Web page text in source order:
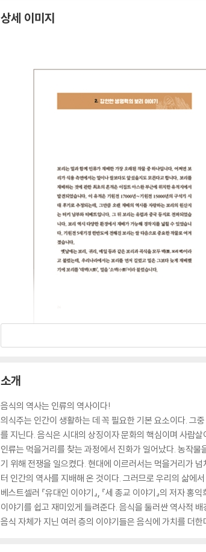
상세 이미지
소개
음식의 역사는 인류의 역사이다!
의식주는 인간이 생활하는 데 꼭 필요한 기본 요소이다. 그
를 지닌다. 음식은 시대의 상징이자 문화의 핵심이며 사람살
인류는 먹을거리를 찾는 과정에서 진화가 일어났다. 농작
기 위해 전쟁을 일으켰다. 현대에 이르러서는 먹을거리가
터 인간의 역사를 지배해 온 것이다. 그러므로 우리의 삶에
베스트셀러 『유대인 이야기』, 『세 종교 이야기』의 저자
이야기를 쉽고 재미있게 들려준다. 음식을 둘러싼 역사적
음식 자체가 지닌 여러 층의 이야기들은 음식에 가치를 더